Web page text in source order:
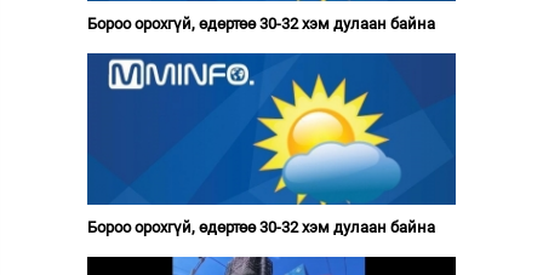
Бороо орохгүй, өдөртөө 30-32 хэм дулаан байна
Бороо орохгүй, өдөртөө 30-32 хэм дулаан байна